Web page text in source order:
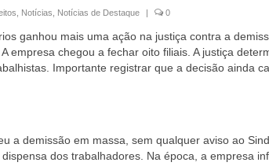
Notícias Notícias de Destaque | 0
ganhou mais uma ação na justiça contra a
empresa chegou a fechar oito filiais. A justiça
Importante registrar que a decisão ainda
a demissão em massa, sem qualquer aviso ao
dos trabalhadores. Na época, a empresa